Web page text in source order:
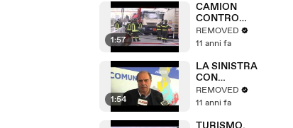
1:57
CAMION
CONTRO
CISTERNA,
PERICOLO
REMOVED
11 anni fa
1:54
LA SINISTRA
CON
MORETTI
REMOVED
11 anni fa